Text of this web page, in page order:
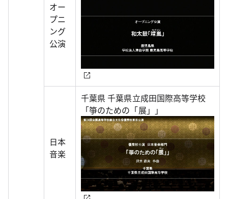
オー
プニ
ング
公演
日本
音楽
千葉県 千葉県立成田国際高等学校
「箏のための「展」」